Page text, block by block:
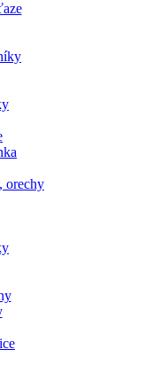
orechy